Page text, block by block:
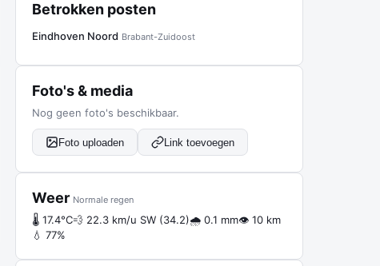
Betrokken posten
Eindhoven Noord Brabant-Zuidoost
Foto's & media
Nog geen foto's beschikbaar.
Foto uploaden Link toevoegen
Weer Normale regen
🌡 17.4°C💨 22.3 km/u SW (34.2)🌧 0.1 mm👁 10 km
💧 77%